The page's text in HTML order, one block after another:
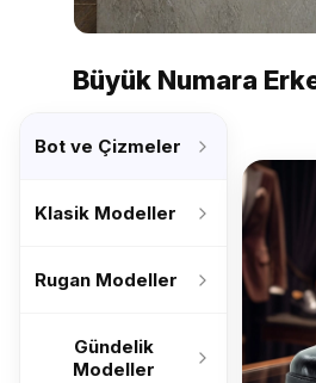
Büyük Numara
Bot ve Çizmeler
Klasik Modeller
Rugan Modeller
Gündelik
Modeller